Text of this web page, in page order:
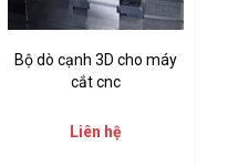
Bộ dò cạnh 3D cho máy
cắt cnc
Liên hệ